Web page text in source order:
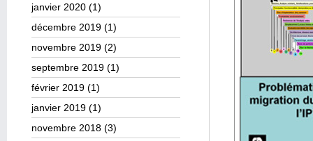
janvier 2020 (1)
décembre 2019 (1)
novembre 2019 (2)
septembre 2019 (1)
février 2019 (1)
janvier 2019 (1)
novembre 2018 (3)